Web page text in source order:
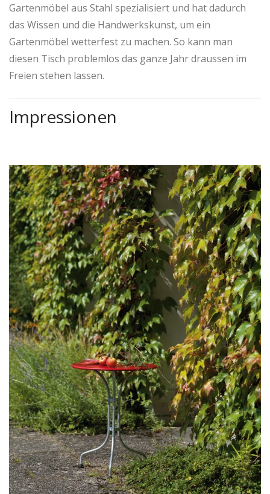
Gartenmöbel aus Stahl spezialisiert und hat dadurch
das Wissen und die Handwerkskunst, um ein
Gartenmöbel wetterfest zu machen. So kann man
diesen Tisch problemlos das ganze Jahr draussen im
Freien stehen lassen.
Impressionen